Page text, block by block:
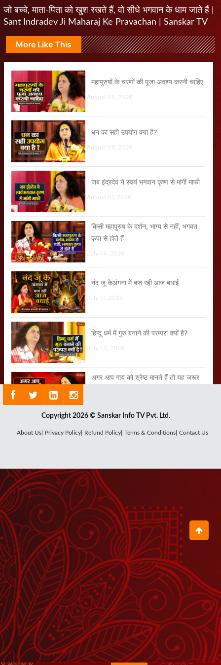
जो बच्चे, माता-पिता को खुश रखते हैं, वो सीधे भगवान के धाम जाते हैं |
Sant Indradev Ji Maharaj Ke Pravachan | Sanskar TV
More Like This
महापुरुषों के चरणों की पूजा अवश्य करनी चाहिए
August 05, 2026
धन का सही उपयोग क्या है?
August 06, 2026
जब इंद्रदेव ने स्वयं भगवान कृष्ण से मांगी माफी
August 01, 2026
किसी महापुरुष के दर्शन, भाग्य से नहीं, भगवत
कृपा से होते हैं
July 14, 2026
नंद जू केअंगना में बज रही आज बधाई
July 11, 2026
हिन्दू धर्म में गुरु बनाने की परम्परा क्यों है?
July 13, 2026
अगर आप गाय को श्रेष्ठ मानते हैं तो यह जरूर
जब धरती माता ने गाय का रूप धारण किया
हिन्दू धर्म की परम्पराएं क्यों हैं इतनी अद्भुत ?
August 03, 2026
मेरा दिल तुझ पे कुर्बान मुरलिया वाले रे
July 29, 2026
जब राक्षसी पूतना पल भर के लिए बनी भगवान
कृष्ण की मां
July 16, 2026
भगवान का भोजन हमेशा पवित्र धन से ही बनना
चाहिए
July 18, 2026
Copyright 2026 © Sanskar Info TV Pvt. Ltd.
About Us| Privacy Policy| Refund Policy| Terms & Conditions| Contact Us